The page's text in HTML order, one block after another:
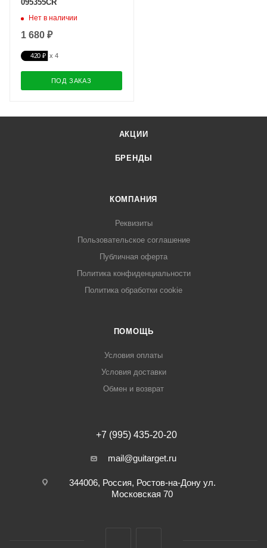
095355CR
Нет в наличии
1 680 ₽
420 ₽
ПОД ЗАКАЗ
АКЦИИ
БРЕНДЫ
КОМПАНИЯ
Реквизиты
Пользовательское соглашение
Публичная оферта
Политика конфиденциальности
Политика обработки cookie
ПОМОЩЬ
Условия оплаты
Условия доставки
Обмен и возврат
+7 (995) 435-20-20
mail@guitarget.ru
344006, Россия, Ростов-на-Дону ул.
Московская 70